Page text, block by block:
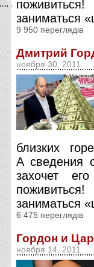
заниматься
9 950 переглядів
Дмитрий
ноября 30, 2011
близких
А сведения
захочет
заниматься
6 475 переглядів
Гордон и
ноября 14, 2011